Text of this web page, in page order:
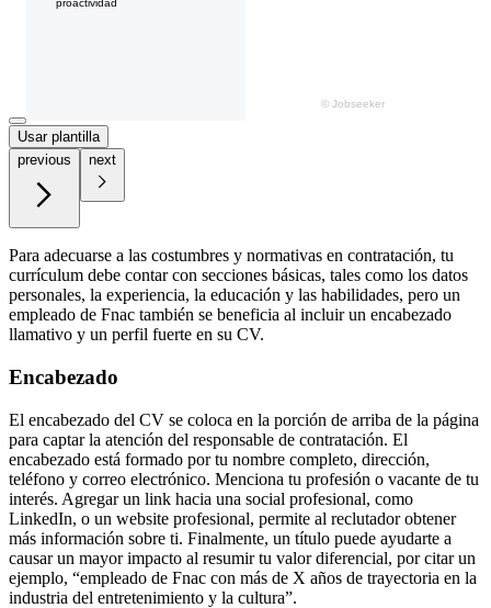
Usar plantilla
previous
next
Para adecuarse a las costumbres y normativas en contratación, tu
currículum debe contar con secciones básicas, tales como los datos
personales, la experiencia, la educación y las habilidades, pero un
empleado de Fnac también se beneficia al incluir un encabezado
llamativo y un perfil fuerte en su CV.
Encabezado
El encabezado del CV se coloca en la porción de arriba de la página
para captar la atención del responsable de contratación. El
encabezado está formado por tu nombre completo, dirección,
teléfono y correo electrónico. Menciona tu profesión o vacante de tu
interés. Agregar un link hacia una social profesional, como
LinkedIn, o un website profesional, permite al reclutador obtener
más información sobre ti. Finalmente, un título puede ayudarte a
causar un mayor impacto al resumir tu valor diferencial, por citar un
ejemplo, “empleado de Fnac con más de X años de trayectoria en la
industria del entretenimiento y la cultura”.